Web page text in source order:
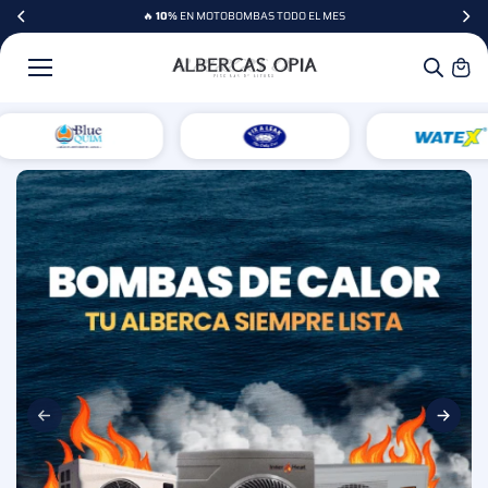
CONTENI
🔥 10% EN MOTOBOMBAS TODO EL MES